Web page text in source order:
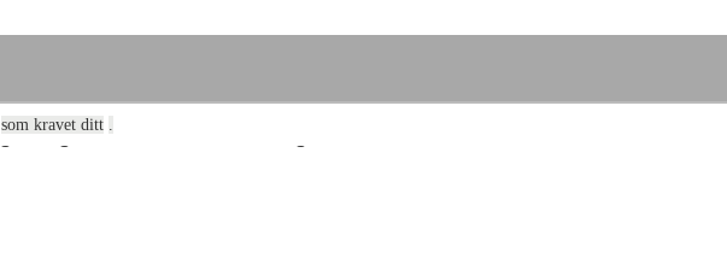
som kravet ditt